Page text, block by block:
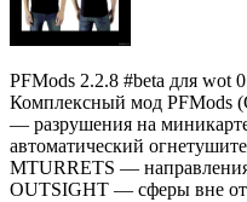
PFMods 2.2.8 #beta для wot
Комплексный мод PFMods
— разрушения на
автоматический
MTURRETS —
OUTSIGHT — сферы вне